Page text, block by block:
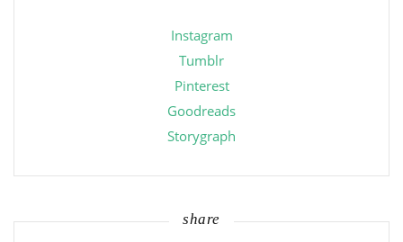
Instagram
Tumblr
Pinterest
Goodreads
Storygraph
share